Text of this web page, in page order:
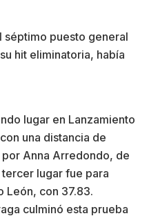
séptimo puesto general
hit eliminatoria, había
lugar en Lanzamiento
una distancia de
Anna Arredondo, de
lugar fue para
León, con 37.83.
culminó esta prueba